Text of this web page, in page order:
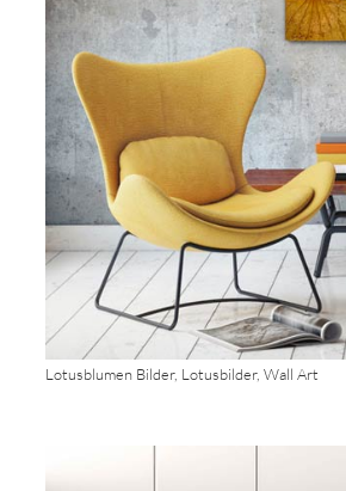
Lotusblumen Bilder, Lotusbilder, Wall Art